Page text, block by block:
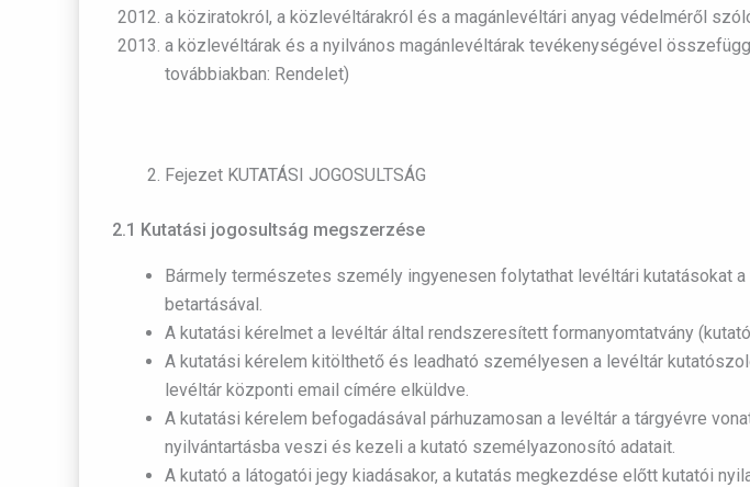
a köziratokról, a közlevéltárakról és a magánlevéltári anyag védelméről
a közlevéltárak és a nyilvános magánlevéltárak tevékenységével
továbbiakban: Rendelet)
Fejezet KUTATÁSI JOGOSULTSÁG
2.1 Kutatási jogosultság megszerzése
Bármely természetes személy ingyenesen folytathat levéltári kutatásokat
betartásával.
A kutatási kérelmet a levéltár által rendszeresített formanyomtatvány
A kutatási kérelem kitölthető és leadható személyesen a levéltár
levéltár központi email címére elküldve.
A kutatási kérelem befogadásával párhuzamosan a levéltár a tárgyévre
nyilvántartásba veszi és kezeli a kutató személyazonosító adatait.
A kutató a látogatói jegy kiadásakor, a kutatás megkezdése előtt kutatói